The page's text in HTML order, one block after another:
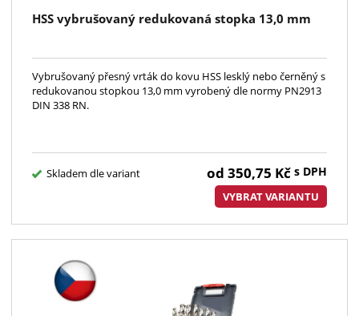
HSS vybrušovaný redukovaná stopka 13,0 mm
Vybrušovaný přesný vrták do kovu HSS lesklý nebo černěný s
redukovanou stopkou 13,0 mm vyrobený dle normy PN2913
DIN 338 RN.
Skladem dle variant od 350,75 Kč s DPH
VYBRAT VARIANTU